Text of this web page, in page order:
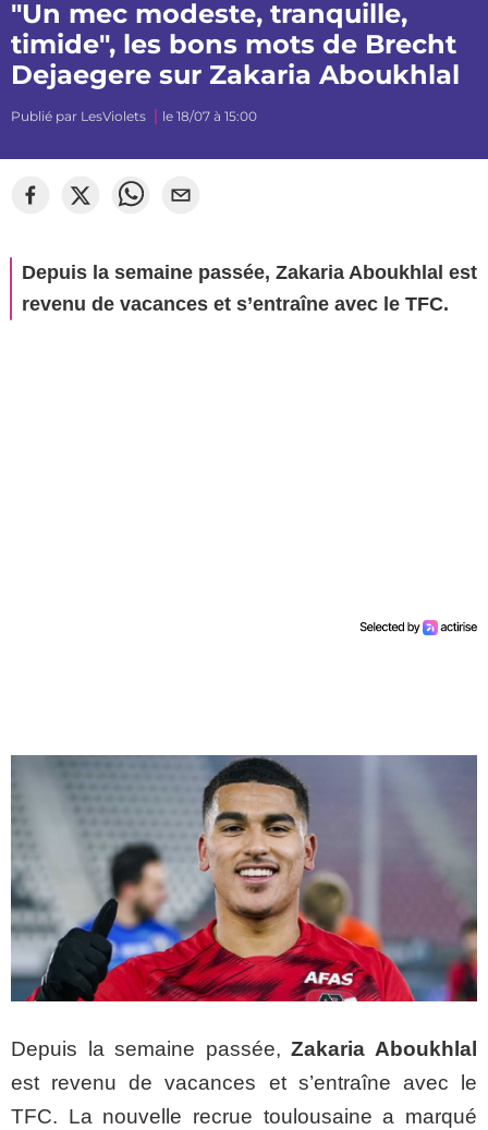
"Un mec modeste, tranquille,
timide", les bons mots de Brecht
Dejaegere sur Zakaria Aboukhlal
Publié par LesViolets le 18/07 à 15:00
Depuis la semaine passée, Zakaria Aboukhlal est
revenu de vacances et s’entraîne avec le TFC.
Depuis la semaine passée,Zakaria Aboukhlal
est revenu de vacances et s’entraîne avec le
TFC. La nouvelle recrue toulousaine a marqué